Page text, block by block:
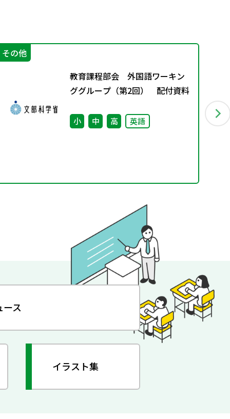
その他
教育課程部会 外国語ワーキン
ググループ（第2回） 配付資料
小 中 高 英語
ース
イラスト集